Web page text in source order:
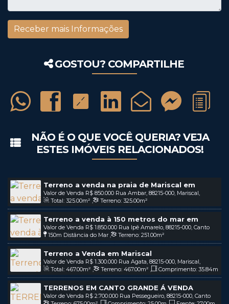
GOSTOU? COMPARTILHE
NÃO É O QUE VOCÊ QUERIA? VEJA
ESTES IMÓVEIS RELACIONADOS!
Terreno a venda na praia de Mariscal em
Bombinhas - SC / COD: V253
R$ 850.000
Valor de Venda
Rua Ambar, 88215-000, Mariscal,
Bombinhas, Santa Catarina, Brasil
Total: 325.00m² , Terreno: 325.00m²
Terreno a venda à 150 metros do mar em
Canto Grande | Bombinhas-SC
R$ 1.850.000
Valor de Venda
Rua Ipê Amarelo, 88215-000, Canto
Grande, Bombinhas, Santa Catarina, Brasil
150m Distância do Mar , Terreno: 251.00m²
Terreno a Venda em Mariscal
R$ 1.300.000
Valor de Venda
Rua Agata, 88215-000, Mariscal,
Bombinhas, Santa Catarina, Brasil
Total: 467.00m² , Terreno: 467.00m² , Comprimento: 35.84m
,
Fundos: 13.10m , Frente: 13.02m
TERRENOS EM CANTO GRANDE Á VENDA
APENAS 130 METROS DO MAR
R$ 2.700.000
Valor de Venda
Rua Pessegueiro, 88215-000, Canto